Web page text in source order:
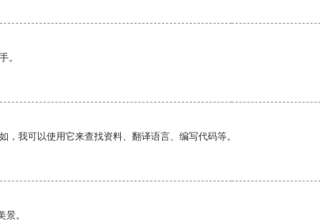
。
我可以使用它来查找资料、翻译语言、编写代码等。
。